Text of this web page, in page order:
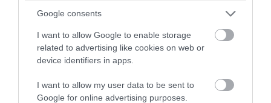
Google consents
I want to allow Google to enable storage
related to advertising like cookies on web or
device identifiers in apps.
I want to allow my user data to be sent to
Google for online advertising purposes.